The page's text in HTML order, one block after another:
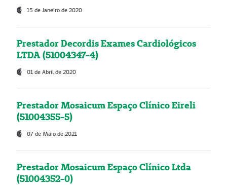
15 de Janeiro de 2020
Prestador Decordis Exames Cardiológicos
LTDA (51004347-4)
01 de Abril de 2020
Prestador Mosaicum Espaço Clínico Eireli
(51004355-5)
07 de Maio de 2021
Prestador Mosaicum Espaço Clínico Ltda
(51004352-0)